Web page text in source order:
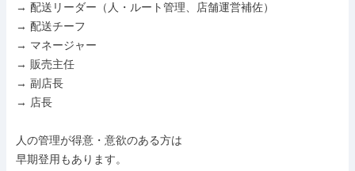
→ 配送リーダー（人・ルート管理、店舗運営補佐）
→ 配送チーフ
→ マネージャー
→ 販売主任
→ 副店長
→ 店長
人の管理が得意・意欲のある方は
早期登用もあります。